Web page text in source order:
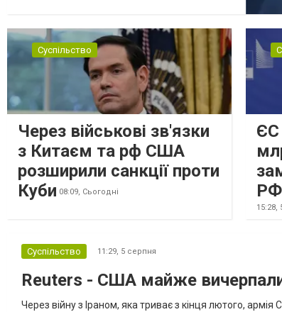
обмеженого наступу на країну-союзника ще
до закінчення війни в Україні. Ці нові оцінки
з’явилися на тлі нестачі деяких критично
важливих боєприпасів,...
Суспільство
Через військові зв'язки
з Китаєм та рф США
розширили санкції проти
Куби 08:09, Сьогодні
ЄС
РФ
15:28,
Суспільство 11:29, 5 серпня
Reuters - США майже вичерпали
Через війну з Іраном, яка триває з кінця лютого,